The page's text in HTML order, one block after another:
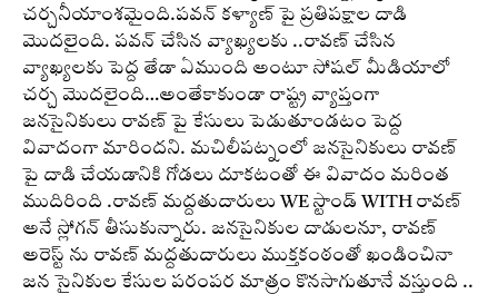
చర్చనీయాంశమైంది.పవన్ కళ్యాణ్ పై ప్రతిపక్షాల దాడి
మొదలైంది. పవన్ చేసిన వ్యాఖ్యలకు ..రావణ్ చేసిన
వ్యాఖ్యలకు పెద్ద తేడా ఏముంది అంటూ సోషల్ మీడియాలో
చర్చ మొదలైంది…అంతేకాకుండా రాష్ట్ర వ్యాప్తంగా
జనసైనికులు రావణ్ పై కేసులు పెడుతూండటం పెద్ద
వివాదంగా మారిందని. మచిలీపట్నంలో జనసైనికులు రావణ్
పై దాడి చేయడానికి గోడలు దూకటంతో ఈ వివాదం మరింత
ముదిరింది .రావణ్ మద్దతుదారులు WE స్టాండ్ WITH రావణ్
అనే స్లోగన్ తీసుకున్నారు. జనసైనికుల దాడులనూ, రావణ్
అరెస్ట్ ను రావణ్ మద్దతుదారులు ముక్తకంఠంతో ఖండించినా
జన సైనికుల కేసుల పరంపర మాత్రం కొనసాగుతూనే వస్తుంది ..